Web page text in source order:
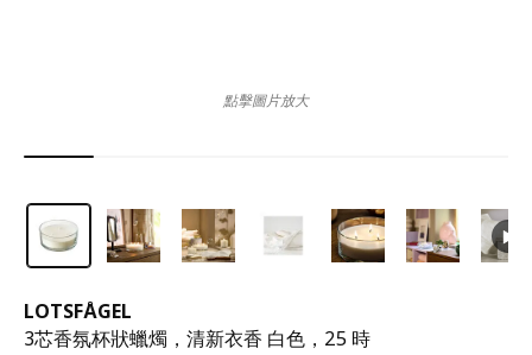
LOTSFÅGEL
3芯香氛杯狀蠟燭，清新衣香 白色，25 時
點擊圖片放大